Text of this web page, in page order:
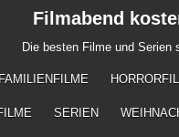
Filmabend
Die besten Filme und Serien
FAMILIENFILME
SERIEN